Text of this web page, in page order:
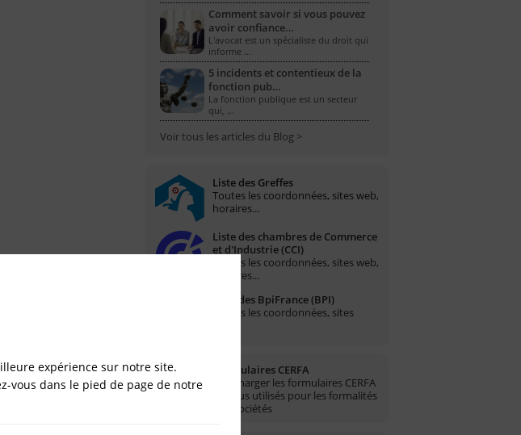
DU 93 -
Comment savoir si vous pouvez
avoir confiance…
L'avocat est un spécialiste du droit qui
informe …
5 incidents et contentieux de la
fonction pub…
La fonction publique est un secteur
qui, …
Voir tous les articles du Blog >
Liste des Greffes
Toutes les coordonnées, sites web,
horaires...
Liste des chambres de Commerce
et d'Industrie (CCI)
Toutes les coordonnées, sites web,
horaires...
Liste des BpiFrance (BPI)
Toutes les coordonnées, sites
Formulaires CERFA
Télécharger les formulaires CERFA
les plus utilisés pour les formalités
des sociétés
expérience sur notre site.
vous dans le pied de page de notre